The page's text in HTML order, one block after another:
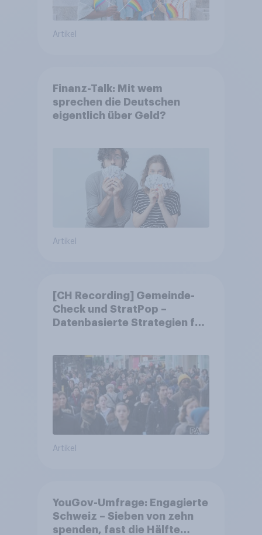
Artikel
Finanz-Talk: Mit wem
sprechen die Deutschen
eigentlich über Geld?
Artikel
[CH Recording] Gemeinde-
Check und StratPop –
Datenbasierte Strategien für
Artikel
YouGov-Umfrage: Engagierte
Schweiz – Sieben von zehn
spenden, fast die Hälfte